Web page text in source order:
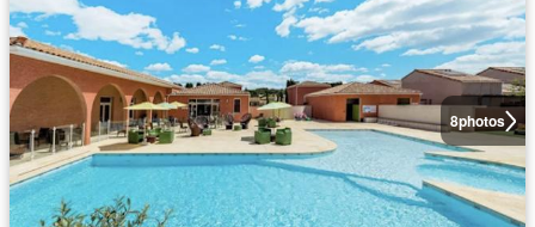
8photos